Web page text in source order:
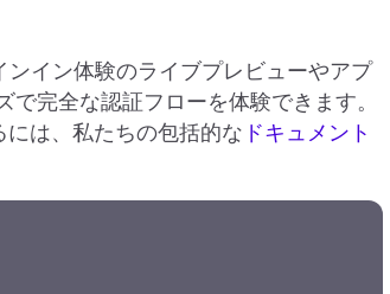
イン体験のライブプレビューやアプ
完全な認証フローを体験できます。
は、私たちの包括的な ドキュメント